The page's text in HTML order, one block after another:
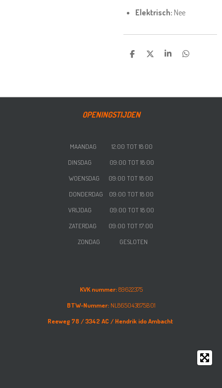
Elektrisch: Nee
DELENDEEL SHAREDELEN
OPENINGSTIJDEN
MAANDAG 12:00 TOT 18:00
DINSDAG 09:00 TOT 18:00
WOENSDAG 09:00 TOT 18:00
DONDERDAG 09:00 TOT 18:00
VRIJDAG
09:00 TOT 18:00
ZATERDAG 09:00 TOT 17:00
ZONDAG GESLOTEN
KVK nummer:89622375
BTW-Nummer:NL865043875B01
Reeweg 78 /3342 AC / Hendrik ido Ambacht